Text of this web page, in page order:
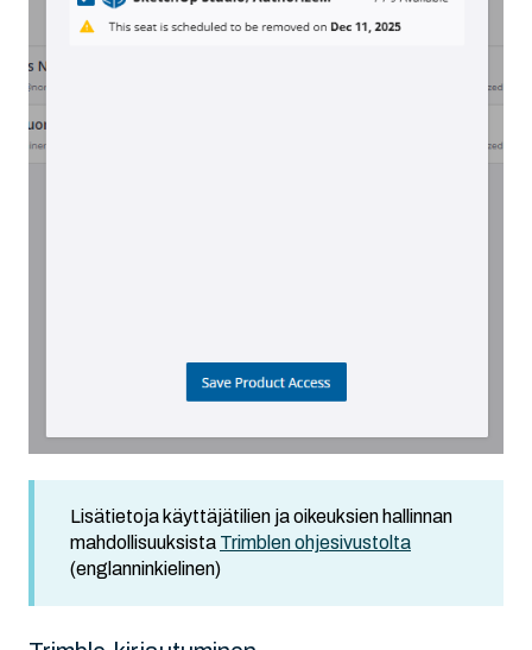
Lisätietoja käyttäjätilien ja oikeuksien hallinnan
mahdollisuuksista Trimblen ohjesivustolta
(englanninkielinen)